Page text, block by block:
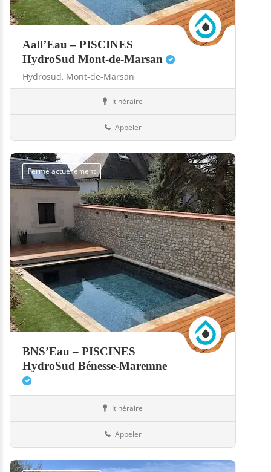
Aall’Eau – PISCINES
HydroSud Mont-de-Marsan
Hydrosud, Mont-de-Marsan
Itinéraire
Appeler
Fermé actuellement
BNS’Eau – PISCINES
HydroSud Bénesse-Maremne
Hydrosud,Mont-de-Marsan
Itinéraire
Appeler